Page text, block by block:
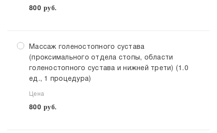
800 руб.
Массаж голеностопного сустава
(проксимального отдела стопы, области
голеностопного сустава и нижней трети) (1.0
ед., 1 процедура)
Цена
800 руб.